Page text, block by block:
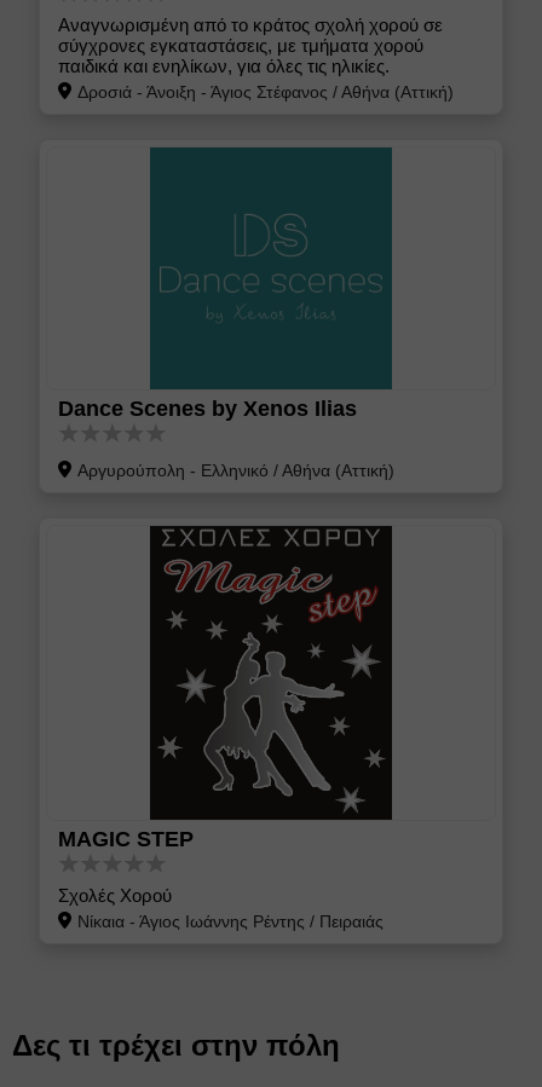
Αναγνωρισμένη από το κράτος σχολή χορού σε
σύγχρονες εγκαταστάσεις, με τμήματα χορού
παιδικά και ενηλίκων, για όλες τις ηλικίες.
Δροσιά - Άνοιξη - Άγιος Στέφανος /Αθήνα (Αττική)
Dance Scenes by Xenos Ilias
Αργυρούπολη - Ελληνικό /Αθήνα (Αττική)
MAGIC STEP
Σχολές Χορού
Νίκαια - Άγιος Ιωάννης Ρέντης / Πειραιάς
Δες τι τρέχει στην πόλη